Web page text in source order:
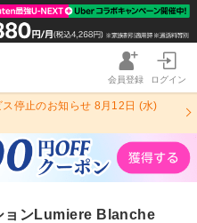
会員登録 ログイン
停止のお知らせ 8月12日 (水)
ョンLumiere Blanche